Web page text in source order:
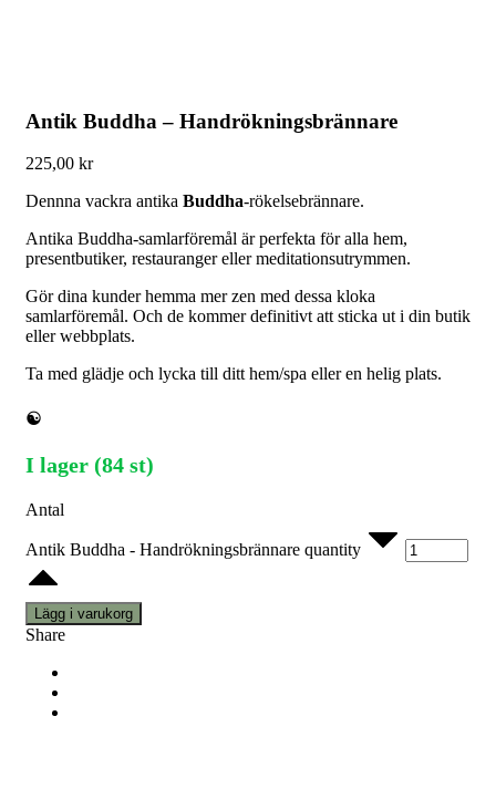
Antik Buddha – Handrökningsbrännare
225,00 kr
Dennna vackra antika Buddha-rökelsebrännare.
Antika Buddha-samlarföremål är perfekta för alla hem,
presentbutiker, restauranger eller meditationsutrymmen.
Gör dina kunder hemma mer zen med dessa kloka
samlarföremål. Och de kommer definitivt att sticka ut i din butik
eller webbplats.
Ta med glädje och lycka till ditt hem/spa eller en helig plats.
☯
I lager (84 st)
Antal
Antik Buddha - Handrökningsbrännare quantity
Lägg i varukorg
Share